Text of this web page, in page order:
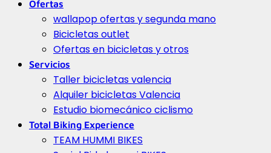
Ofertas
wallapop ofertas y segunda mano
Bicicletas outlet
Ofertas en bicicletas y otros
Servicios
Taller bicicletas valencia
Alquiler bicicletas Valencia
Estudio biomecánico ciclismo
Total Biking Experience
TEAM HUMMI BIKES